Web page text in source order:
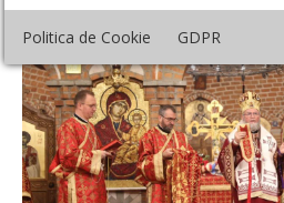
Politica de Cookie GDPR